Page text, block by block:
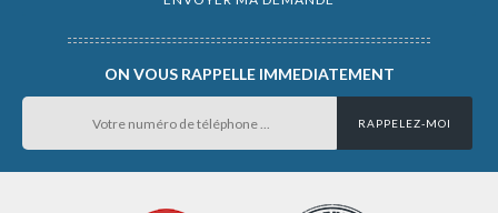
ON VOUS RAPPELLE IMMEDIATEMENT